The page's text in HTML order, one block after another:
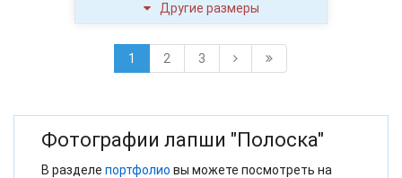
Другие размеры
1 2 3
Фотографии лапши "Полоска"
В разделе портфолио вы можете посмотреть на